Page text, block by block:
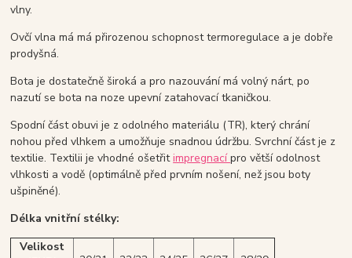
vlny.
Ovčí vlna má má přirozenou schopnost termoregulace a je dobře
prodyšná.
Bota je dostatečně široká a pro nazouvání má volný nárt, po
nazutí se bota na noze upevní zatahovací tkaničkou.
Spodní část obuvi je z odolného materiálu (TR), který chrání
nohou před vlhkem a umožňuje snadnou údržbu. Svrchní část je z
textilie. Textilii je vhodné ošetřitimpregnacípro větší odolnost
vlhkosti a vodě (optimálně před prvním nošení, než jsou boty
ušpiněné).
Délka vnitřní stélky:
Velikost